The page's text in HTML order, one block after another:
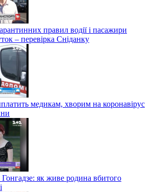
правил водії і пасажири
– перевірка Сніданку
медикам, хворим на коронавірус
Гонгадзе: як живе родина вбитого